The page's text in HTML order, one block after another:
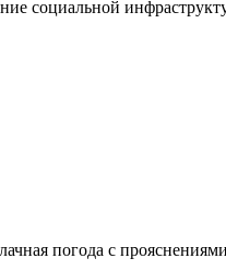
социальной
погода с